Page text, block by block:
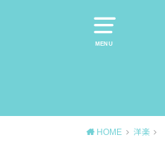
MENU
HOME 洋楽